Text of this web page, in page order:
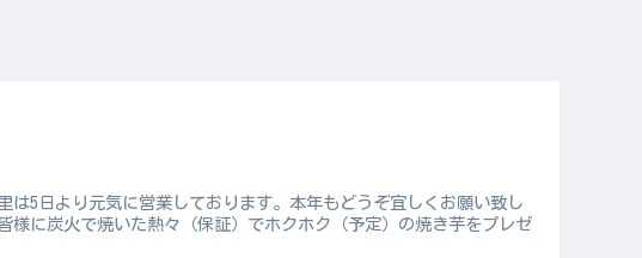
5日より元気に営業しております。本年もどうぞ宜しくお願い致し
様に炭火で焼いた熱々（保証）でホクホク（予定）の焼き芋をプレゼ